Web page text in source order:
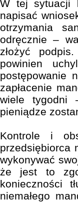
W tej sytuacji
napisać
otrzymania
odręcznie –
złożyć
powinien
postępowanie
zapłacenie
wiele tygodni
pieniądze
Kontrole i
przedsiębiorca
wykonywać
że jest to
konieczności
niemałego